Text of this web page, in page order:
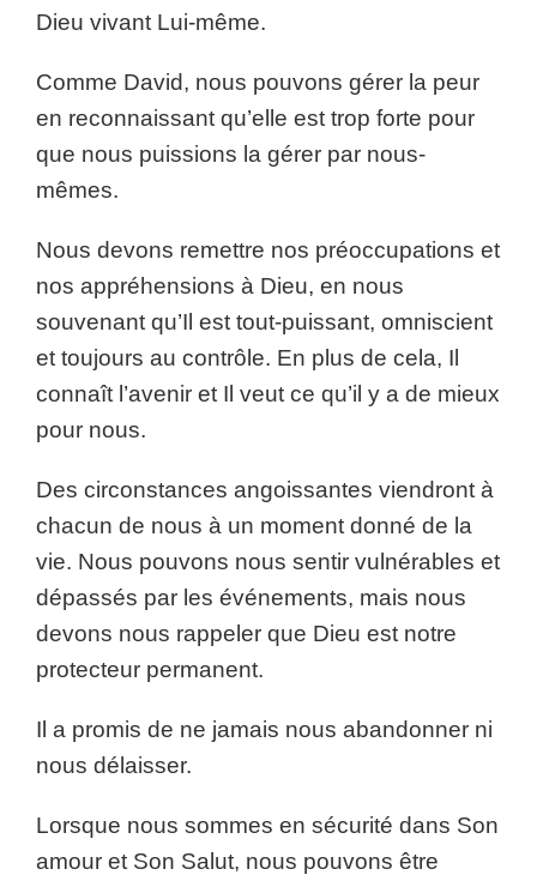
Dieu vivant Lui-même.
Comme David, nous pouvons gérer la peur
en reconnaissant qu’elle est trop forte pour
que nous puissions la gérer par nous-
mêmes.
Nous devons remettre nos préoccupations et
nos appréhensions à Dieu, en nous
souvenant qu’Il est tout-puissant, omniscient
et toujours au contrôle. En plus de cela, Il
connaît l’avenir et Il veut ce qu’il y a de mieux
pour nous.
Des circonstances angoissantes viendront à
chacun de nous à un moment donné de la
vie. Nous pouvons nous sentir vulnérables et
dépassés par les événements, mais nous
devons nous rappeler que Dieu est notre
protecteur permanent.
Il a promis de ne jamais nous abandonner ni
nous délaisser.
Lorsque nous sommes en sécurité dans Son
amour et Son Salut, nous pouvons être